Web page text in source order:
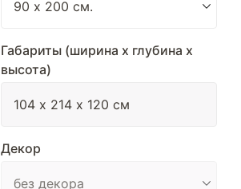
Габариты (ширина х глубина х
высота)
Декор